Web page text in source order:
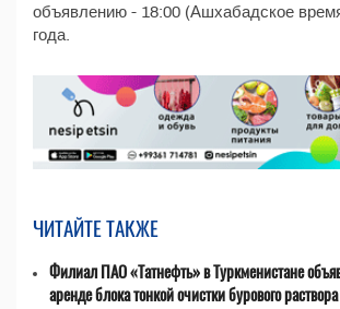
объявлению - 18:00 (Ашхабадское
года.
ЧИТАЙТЕ ТАКЖЕ
Филиал ПАО «Татнефть» в Туркменистане
аренде блока тонкой очистки бурового раствора